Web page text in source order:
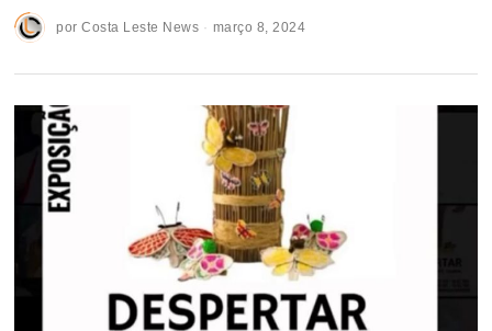
porCosta Leste News março 8, 2024